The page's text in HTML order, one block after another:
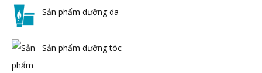
Sản phẩm dưỡng da
Sản phẩm dưỡng tóc